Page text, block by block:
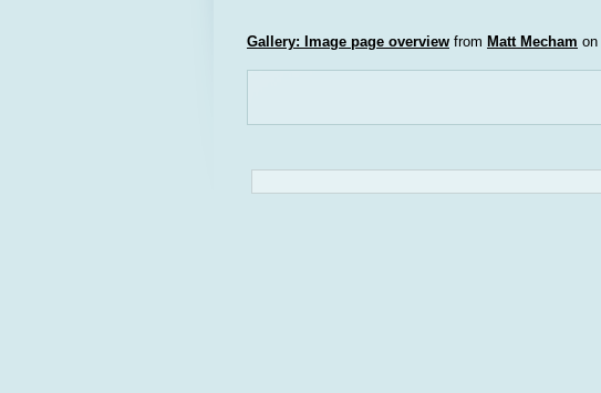
Gallery: Image page overview from Matt Mecham on